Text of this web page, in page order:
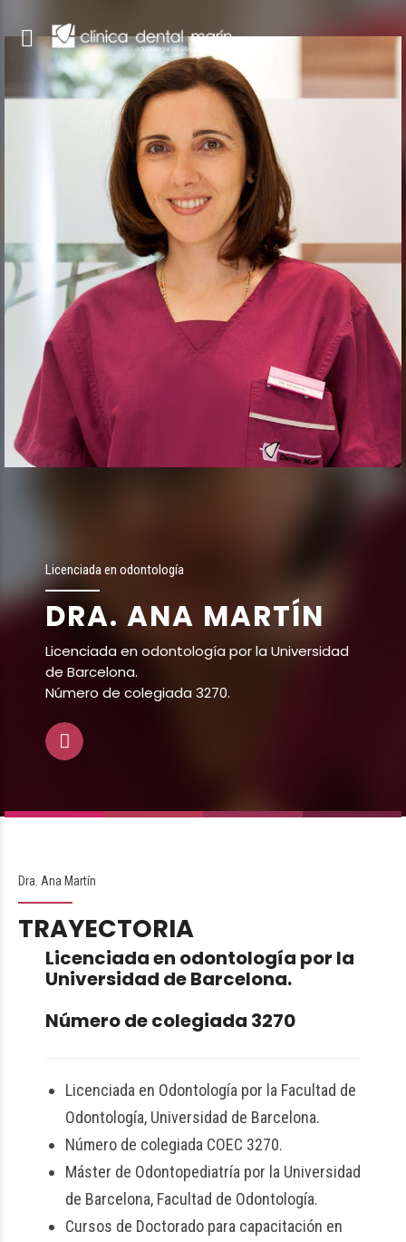
Licenciada en odontología
DRA. ANA MARTÍN
Licenciada en odontología por la Universidad
de Barcelona.
Número de colegiada 3270.
Dra. Ana Martín
TRAYECTORIA
Licenciada en odontología por la
Universidad de Barcelona.
Número de colegiada 3270
Licenciada en Odontología por la Facultad de
Odontología, Universidad de Barcelona.
Número de colegiada COEC 3270.
Máster de Odontopediatría por la Universidad
de Barcelona, Facultad de Odontología.
Cursos de Doctorado para capacitación en